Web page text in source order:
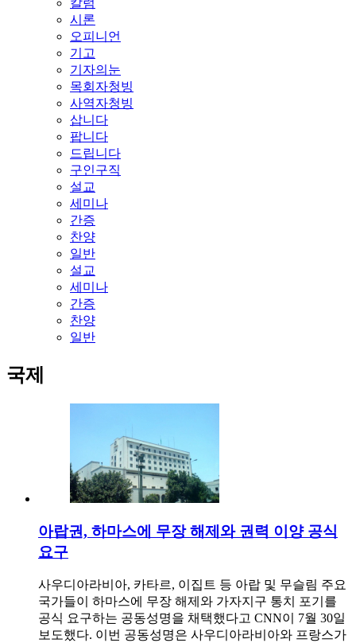
칼럼
시론
오피니언
기고
기자의눈
목회자청빙
사역자청빙
삽니다
팝니다
드립니다
구인구직
설교
세미나
간증
찬양
일반
설교
세미나
간증
찬양
일반
국제
아랍권, 하마스에 무장 해제와 권력 이양 공식
요구
사우디아라비아, 카타르, 이집트 등 아랍 및 무슬림 주요
국가들이 하마스에 무장 해제와 가자지구 통치 포기를
공식 요구하는 공동성명을 채택했다고 CNN이 7월 30일
보도했다. 이번 공동성명은 사우디아라비아와 프랑스가